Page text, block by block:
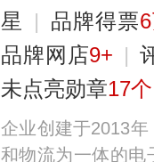
星
| 品牌得票
品牌网店9+ |
未点亮勋章17个
企业创建于2013
和物流为一体的电